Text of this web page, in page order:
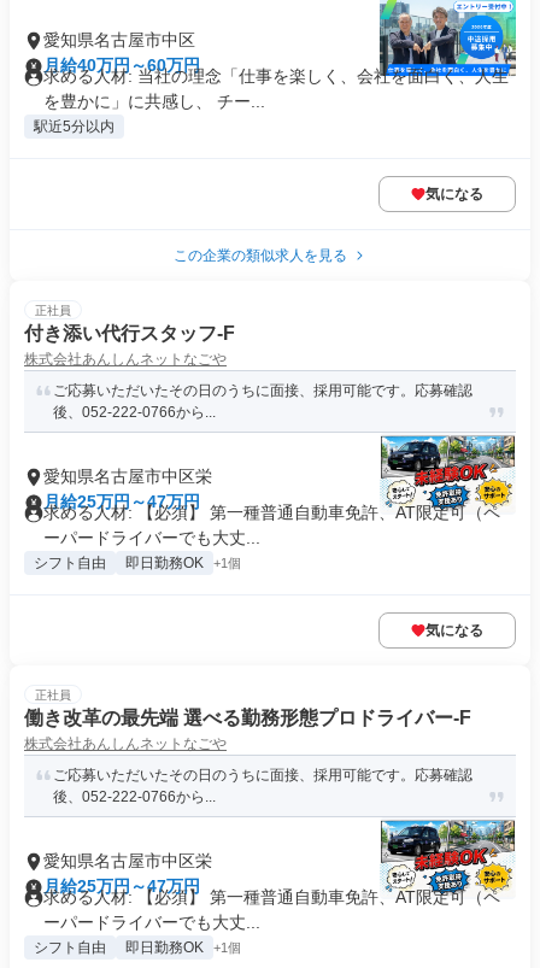
愛知県名古屋市中区
月給40万円～60万円
求める人材: 当社の理念「仕事を楽しく、会社を面白く、人生
を豊かに」に共感し、 チー...
駅近5分以内
気になる
この企業の類似求人を見る
正社員
付き添い代行スタッフ-F
株式会社あんしんネットなごや
ご応募いただいたその日のうちに面接、採用可能です。応募確認
後、052-222-0766から...
愛知県名古屋市中区栄
月給25万円～47万円
求める人材: 【必須】 第一種普通自動車免許、AT限定可（ペ
ーパードライバーでも大丈...
シフト自由 即日勤務OK +1個
気になる
正社員
働き改革の最先端 選べる勤務形態プロドライバー-F
株式会社あんしんネットなごや
ご応募いただいたその日のうちに面接、採用可能です。応募確認
後、052-222-0766から...
愛知県名古屋市中区栄
月給25万円～47万円
求める人材: 【必須】 第一種普通自動車免許、AT限定可（ペ
ーパードライバーでも大丈...
シフト自由 即日勤務OK +1個